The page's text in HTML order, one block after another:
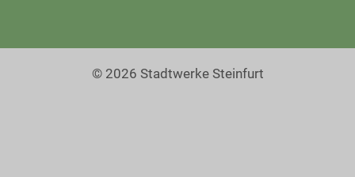
© 2026 Stadtwerke Steinfurt